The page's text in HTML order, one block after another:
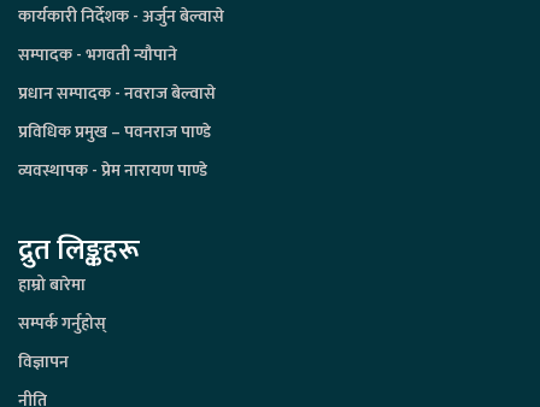
कार्यकारी निर्देशक - अर्जुन बेल्वासे
सम्पादक - भगवती न्यौपाने
प्रधान सम्पादक - नवराज बेल्वासे
प्रविधिक प्रमुख – पवनराज पाण्डे
व्यवस्थापक - प्रेम नारायण पाण्डे
द्रुत लिङ्कहरू
हाम्रो बारेमा
सम्पर्क गर्नुहोस्
विज्ञापन
नीति